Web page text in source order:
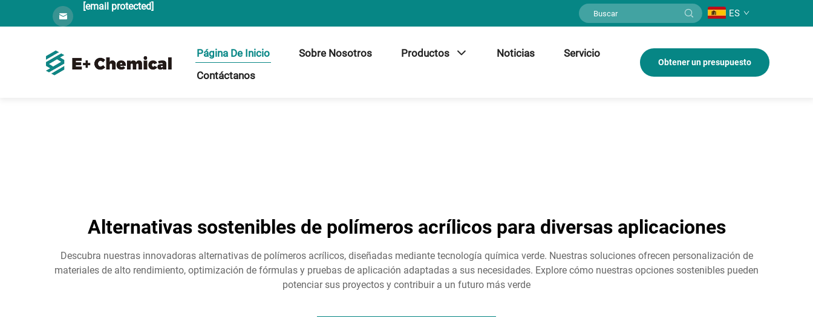
[email protected]
ES
Página De Inicio Sobre Nosotros Productos Noticias
Servicio
Contáctanos
Obtener un presupuesto
Alternativas sostenibles de polímeros acrílicos para diversas aplicaciones
Descubra nuestras innovadoras alternativas de polímeros acrílicos, diseñadas mediante tecnología química verde. Nuestras soluciones ofrecen personalización de
materiales de alto rendimiento, optimización de fórmulas y pruebas de aplicación adaptadas a sus necesidades. Explore cómo nuestras opciones sostenibles pueden
potenciar sus proyectos y contribuir a un futuro más verde